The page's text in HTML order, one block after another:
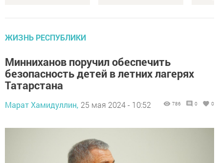
ЖИЗНЬ РЕСПУБЛИКИ
Минниханов поручил обеспечить
безопасность детей в летних лагерях
Татарстана
Марат Хамидуллин, 25 мая 2024 - 10:52 786 0 0